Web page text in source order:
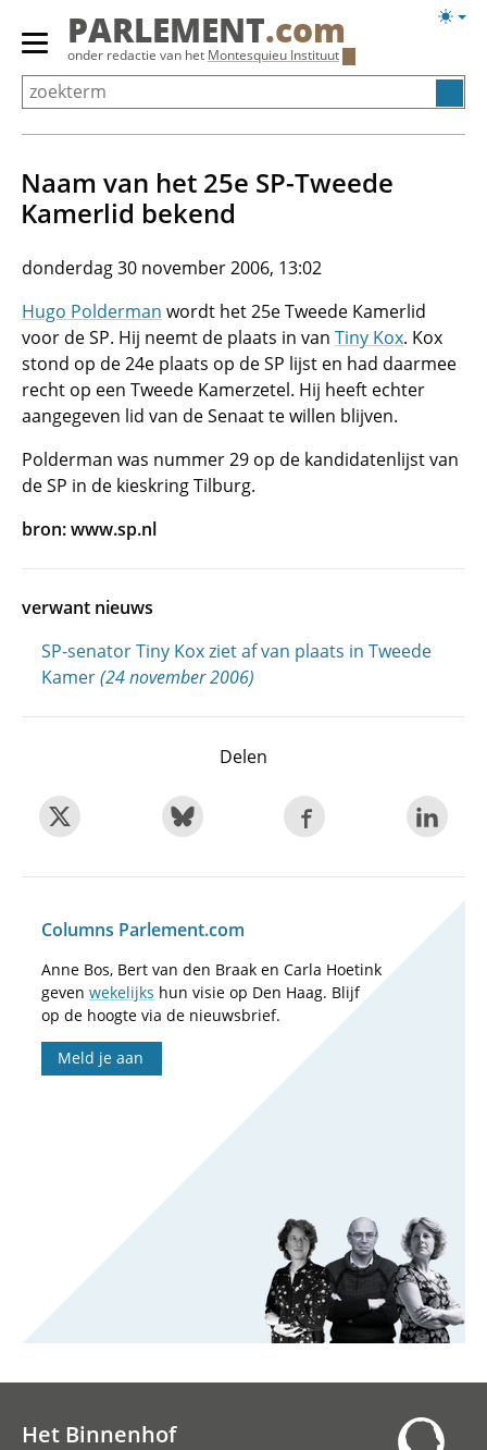
Overslaan
Primair
menu
tonen/verbergen
PARLEMENT.com
onder redactie van het Montesquieu Instituut
Naam van het 25e SP-Tweede
Kamerlid bekend
donderdag 30 november 2006, 13:02
Hugo Polderman wordt het 25e Tweede Kamerlid
voor de SP. Hij neemt de plaats in van Tiny Kox. Kox
stond op de 24e plaats op de SP lijst en had daarmee
recht op een Tweede Kamerzetel. Hij heeft echter
aangegeven lid van de Senaat te willen blijven.
Polderman was nummer 29 op de kandidatenlijst van
de SP in de kieskring Tilburg.
bron: www.sp.nl
verwant nieuws
SP-senator Tiny Kox ziet af van plaats in Tweede
Kamer(24 november 2006)
Delen
Columns Parlement.com
Anne Bos, Bert van den Braak en Carla Hoetink
geven wekelijks hun visie op Den Haag. Blijf
op de hoogte via de nieuwsbrief.
Meld je aan
Het Binnenhof